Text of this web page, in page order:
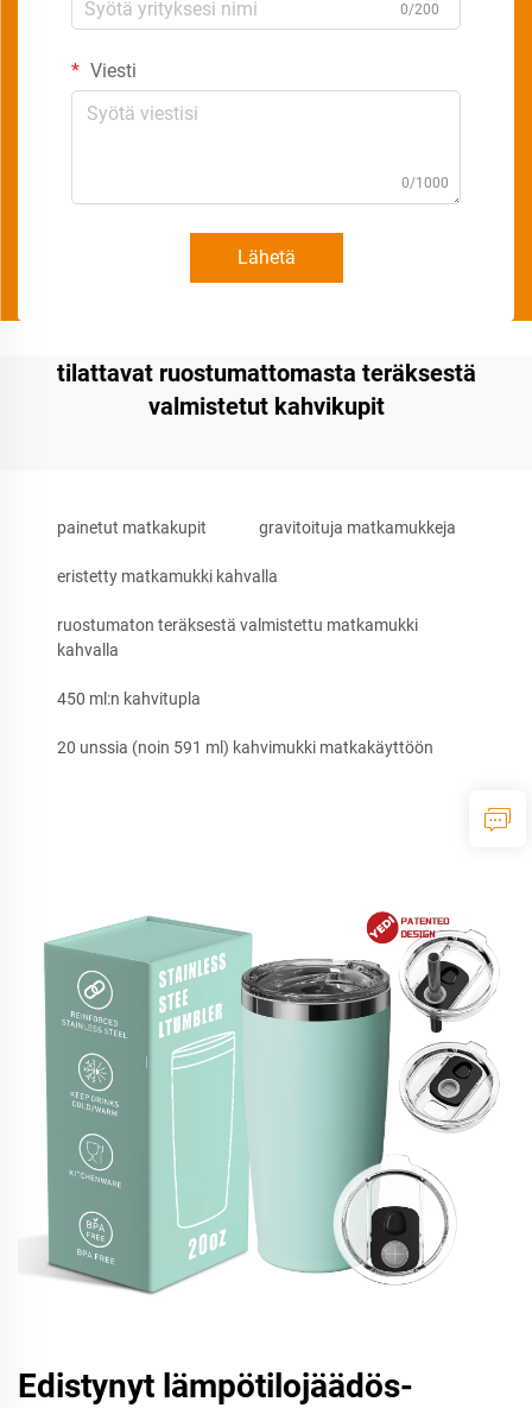
0/200
Viesti
0/1000
Lähetä
tilattavat ruostumattomasta teräksestä
valmistetut kahvikupit
painetut matkakupit gravitoituja matkamukkeja
eristetty matkamukki kahvalla
ruostumaton teräksestä valmistettu matkamukki
kahvalla
450 ml:n kahvitupla
20 unssia (noin 591 ml) kahvimukki matkakäyttöön
Edistynyt lämpötilojäädös-